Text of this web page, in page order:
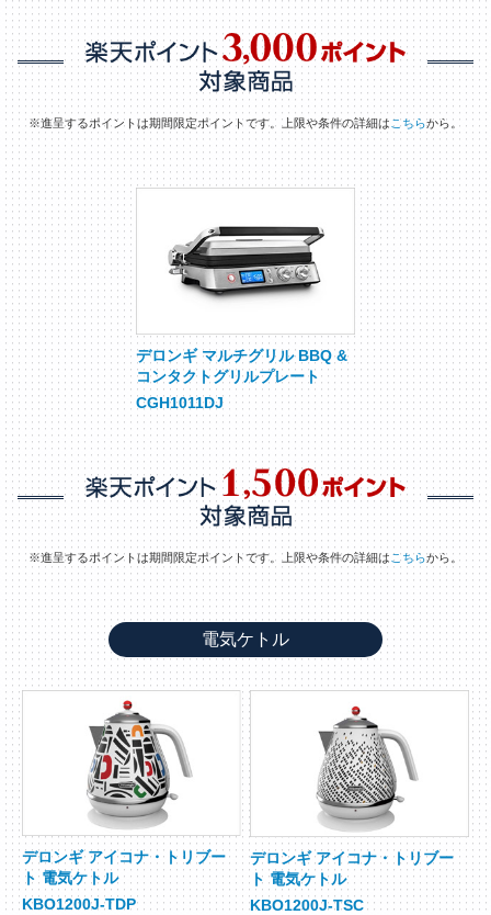
※進呈するポイントは期間限定ポイントです。上限や条件の詳細は こちらから。
デロンギ マルチグリル BBQ &
コンタクトグリルプレート
CGH1011DJ
※進呈するポイントは期間限定ポイントです。上限や条件の詳細は こちらから。
電気ケトル
デロンギ アイコナ・トリブー
ト 電気ケトル
KBO1200J-TDP
デロンギ アイコナ・トリブー
ト 電気ケトル
KBO1200J-TSC